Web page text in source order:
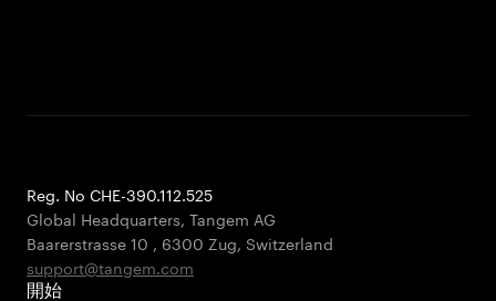
Reg. No CHE-390.112.525
Global Headquarters, Tangem AG
Baarerstrasse 10 , 6300 Zug, Switzerland
support@tangem.com
開始